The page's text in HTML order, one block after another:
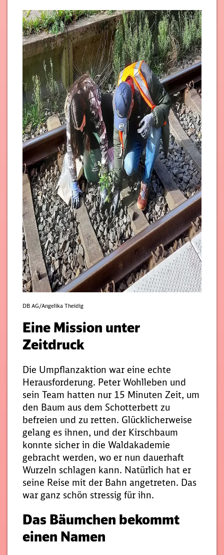
DB AG/Angelika Theidig
Eine Mission unter
Zeitdruck
Die Umpflanzaktion war eine echte
Herausforderung. Peter Wohlleben und
sein Team hatten nur 15 Minuten Zeit, um
den Baum aus dem Schotterbett zu
befreien und zu retten. Glücklicherweise
gelang es ihnen, und der Kirschbaum
konnte sicher in die Waldakademie
gebracht werden, wo er nun dauerhaft
Wurzeln schlagen kann. Natürlich hat er
seine Reise mit der Bahn angetreten. Das
war ganz schön stressig für ihn.
Das Bäumchen bekommt
einen Namen